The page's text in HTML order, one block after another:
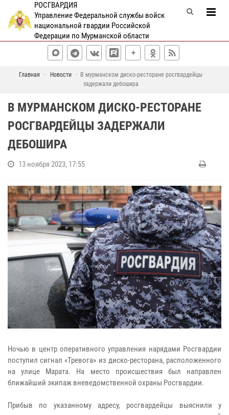
РОСГВАРДИЯ
Управление Федеральной службы войск
национальной гвардии Российской
Федерации по Мурманской области
Главная Новости
В мурманском диско-ресторане росгвардейцы
задержали дебошира
В МУРМАНСКОМ ДИСКО-РЕСТОРАНЕ
РОСГВАРДЕЙЦЫ ЗАДЕРЖАЛИ
ДЕБОШИРА
13 ноября 2023, 17:55
Ночью в центр оперативного управления нарядами Росгвардии
поступил сигнал «Тревога» из диско-ресторана, расположенного
на улице Марата. На место происшествия был направлен
ближайший экипаж вневедомственной охраны Росгвардии.
Прибыв по указанному адресу, росгвардейцы выяснили у